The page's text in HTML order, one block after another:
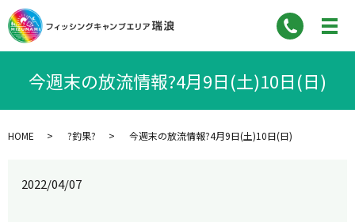
今週末の放流情報?4月9日(土)10日(日)
HOME ?釣果? 今週末の放流情報?4月9日(土)10日(日)
2022/04/07